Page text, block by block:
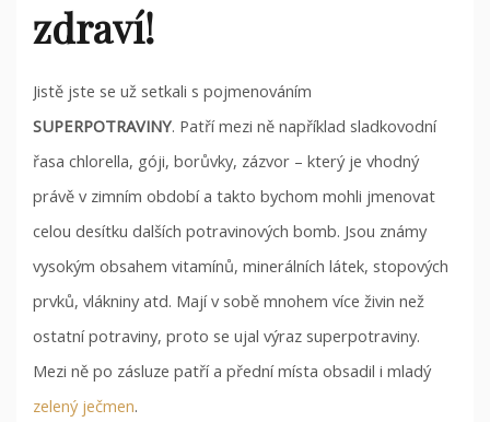
zdraví!
Jistě jste se už setkali s pojmenováním
SUPERPOTRAVINY. Patří mezi ně například sladkovodní
řasa chlorella, góji, borůvky, zázvor – který je vhodný
právě v zimním období a takto bychom mohli jmenovat
celou desítku dalších potravinových bomb. Jsou známy
vysokým obsahem vitamínů, minerálních látek, stopových
prvků, vlákniny atd. Mají v sobě mnohem více živin než
ostatní potraviny, proto se ujal výraz superpotraviny.
Mezi ně po zásluze patří a přední místa obsadil i mladý
zelený ječmen.